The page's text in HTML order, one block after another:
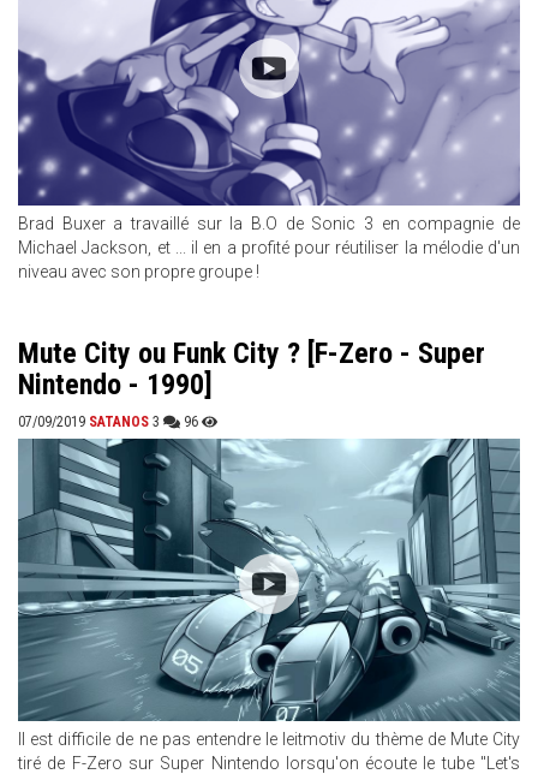
Brad Buxer a travaillé sur la B.O de Sonic 3 en compagnie de
Michael Jackson, et ... il en a profité pour réutiliser la mélodie d'un
niveau avec son propre groupe !
Mute City ou Funk City ? [F-Zero - Super
Nintendo - 1990]
07/09/2019 SATANOS 3 96
Il est difficile de ne pas entendre le leitmotiv du thème de Mute City
tiré de F-Zero sur Super Nintendo lorsqu'on écoute le tube "Let's